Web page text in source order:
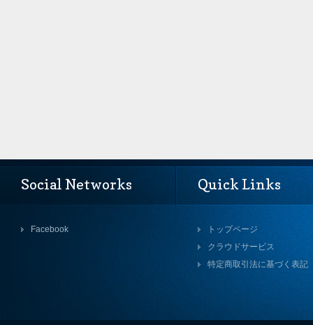
Social Networks
Facebook
Quick Links
トップページ
クラウドサービス
特定商取引法に基づく表記